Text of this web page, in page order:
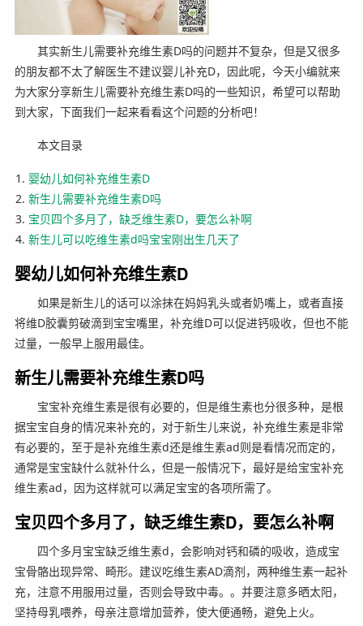
其实新生儿需要补充维生素D吗的问题并不复杂，但是又很多
的朋友都不太了解医生不建议婴儿补充D，因此呢，今天小编就来
为大家分享新生儿需要补充维生素D吗的一些知识，希望可以帮助
到大家，下面我们一起来看看这个问题的分析吧！
本文目录
婴幼儿如何补充维生素D
新生儿需要补充维生素D吗
宝贝四个多月了，缺乏维生素D，要怎么补啊
新生儿可以吃维生素d吗宝宝刚出生几天了
婴幼儿如何补充维生素D
如果是新生儿的话可以涂抹在妈妈乳头或者奶嘴上，或者直接
将维D胶囊剪破滴到宝宝嘴里，补充维D可以促进钙吸收，但也不能
过量，一般早上服用最佳。
新生儿需要补充维生素D吗
宝宝补充维生素是很有必要的，但是维生素也分很多种，是根
据宝宝自身的情况来补充的，对于新生儿来说，补充维生素是非常
有必要的，至于是补充维生素d还是维生素ad则是看情况而定的，
通常是宝宝缺什么就补什么，但是一般情况下，最好是给宝宝补充
维生素ad，因为这样就可以满足宝宝的各项所需了。
宝贝四个多月了，缺乏维生素D，要怎么补啊
四个多月宝宝缺乏维生素d，会影响对钙和磷的吸收，造成宝
宝骨骼出现异常、畸形。建议吃维生素AD滴剂，两种维生素一起补
充，注意不用服用过量，否则会导致中毒。。并要注意多晒太阳，
坚持母乳喂养，母亲注意增加营养，使大便通畅，避免上火。